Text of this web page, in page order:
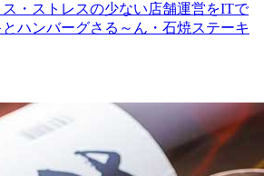
・ストレスの少ない店舗運営をITで
ハンバーグさる～ん・石焼ステーキ